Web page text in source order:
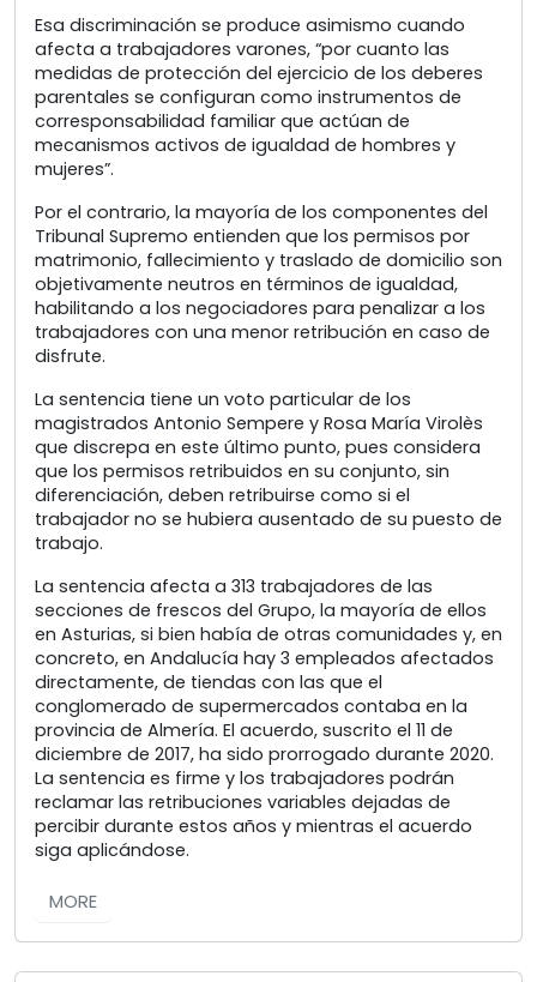
Esa discriminación se produce asimismo cuando
afecta a trabajadores varones, “por cuanto las
medidas de protección del ejercicio de los deberes
parentales se configuran como instrumentos de
corresponsabilidad familiar que actúan de
mecanismos activos de igualdad de hombres y
mujeres”.
Por el contrario, la mayoría de los componentes del
Tribunal Supremo entienden que los permisos por
matrimonio, fallecimiento y traslado de domicilio son
objetivamente neutros en términos de igualdad,
habilitando a los negociadores para penalizar a los
trabajadores con una menor retribución en caso de
disfrute.
La sentencia tiene un voto particular de los
magistrados Antonio Sempere y Rosa María Virolès
que discrepa en este último punto, pues considera
que los permisos retribuidos en su conjunto, sin
diferenciación, deben retribuirse como si el
trabajador no se hubiera ausentado de su puesto de
trabajo.
La sentencia afecta a 313 trabajadores de las
secciones de frescos del Grupo, la mayoría de ellos
en Asturias, si bien había de otras comunidades y, en
concreto, en Andalucía hay 3 empleados afectados
directamente, de tiendas con las que el
conglomerado de supermercados contaba en la
provincia de Almería. El acuerdo, suscrito el 11 de
diciembre de 2017, ha sido prorrogado durante 2020.
La sentencia es firme y los trabajadores podrán
reclamar las retribuciones variables dejadas de
percibir durante estos años y mientras el acuerdo
siga aplicándose.
MORE